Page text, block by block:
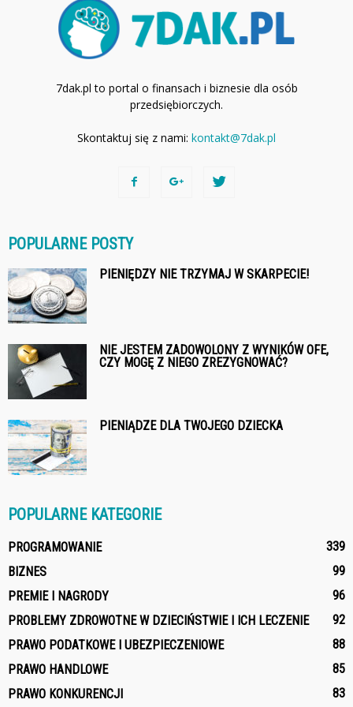
7dak.pl to portal o finansach i biznesie dla osób
przedsiębiorczych.
Skontaktuj się z nami: kontakt@7dak.pl
POPULARNE POSTY
PIENIĘDZY NIE TRZYMAJ W SKARPECIE!
NIE JESTEM ZADOWOLONY Z WYNIKÓW OFE,
CZY MOGĘ Z NIEGO ZREZYGNOWAĆ?
PIENIĄDZE DLA TWOJEGO DZIECKA
POPULARNE KATEGORIE
PROGRAMOWANIE
339
BIZNES
99
PREMIE I NAGRODY
96
PROBLEMY ZDROWOTNE W DZIECIŃSTWIE I ICH LECZENIE
92
PRAWO PODATKOWE I UBEZPIECZENIOWE
88
PRAWO HANDLOWE
85
PRAWO KONKURENCJI
83